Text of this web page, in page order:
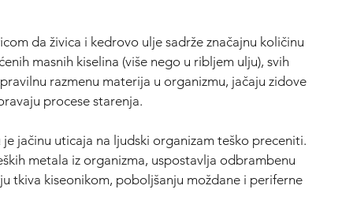
da živica i kedrovo ulje sadrže značajnu količinu
masnih kiselina (više nego u ribljem ulju), svih
razmenu materija u organizmu, jačaju zidove
procese starenja.
jačinu uticaja na ljudski organizam teško preceniti.
metala iz organizma, uspostavlja odbrambenu
tkiva kiseonikom, poboljšanju moždane i periferne